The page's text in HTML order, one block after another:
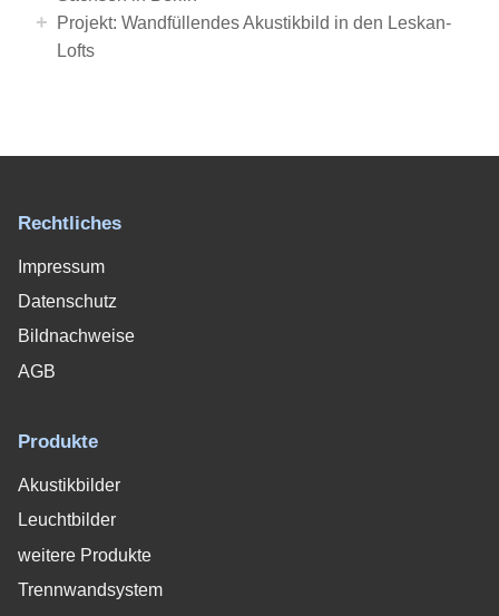
+
Projekt: Wandfüllendes Akustikbild in den Leskan-
Lofts
Rechtliches
Impressum
Datenschutz
Bildnachweise
AGB
Produkte
Akustikbilder
Leuchtbilder
weitere Produkte
Trennwandsystem